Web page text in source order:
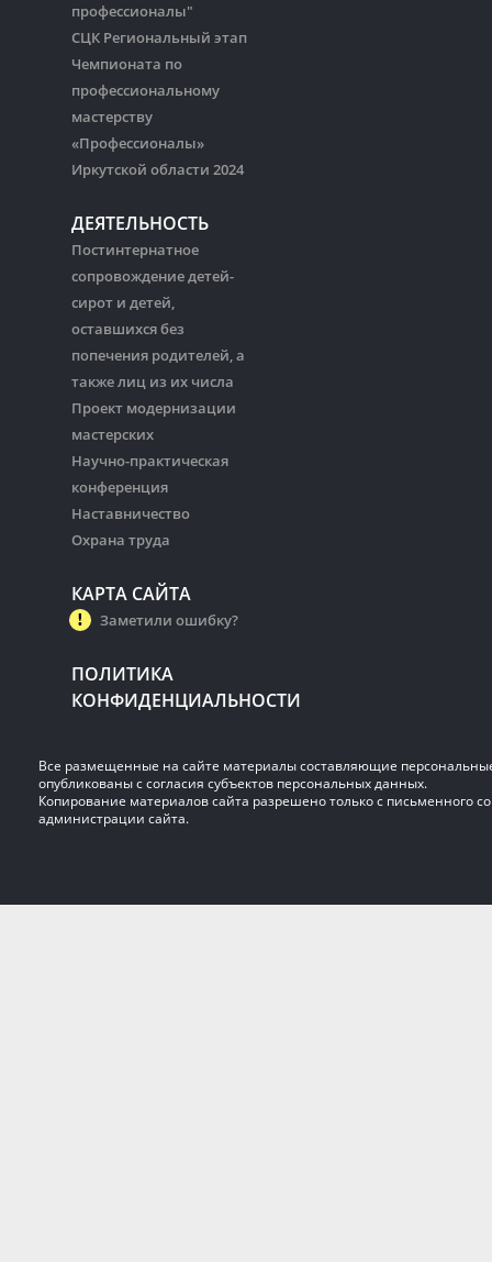
профессионалы"
СЦК Региональный этап
Чемпионата по
профессиональному
мастерству
«Профессионалы»
Иркутской области 2024
ДЕЯТЕЛЬНОСТЬ
Постинтернатное
сопровождение детей-
сирот и детей,
оставшихся без
попечения родителей, а
также лиц из их числа
Проект модернизации
мастерских
Научно-практическая
конференция
Наставничество
Охрана труда
КАРТА САЙТА
Заметили ошибку?
ПОЛИТИКА
КОНФИДЕНЦИАЛЬНОСТИ
Все размещенные на сайте материалы составляющие
опубликованы с согласия субъектов персональных данных.
Копирование материалов сайта разрешено только с письменного
администрации сайта.